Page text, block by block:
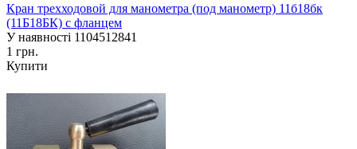
Кран трехходовой для манометра (под манометр) 11б18бк
(11Б18БК) с фланцем
У наявності 1104512841
1 грн.
Купити